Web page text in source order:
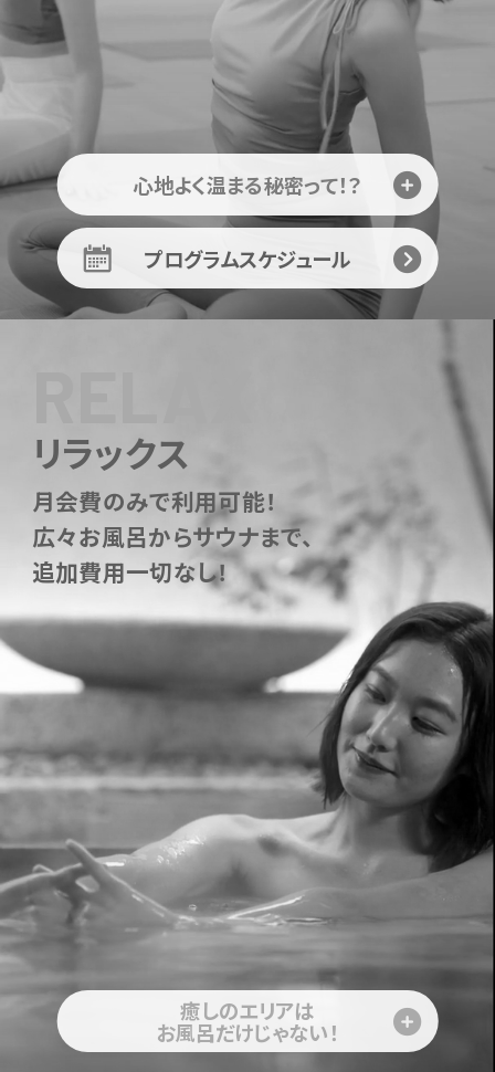
心地よく温まる秘密って！？
プログラムスケジュール
リラックス
月会費のみで利用可能！
広々お風呂からサウナまで、
追加費用一切なし！
癒しのエリアは
お風呂だけじゃない！